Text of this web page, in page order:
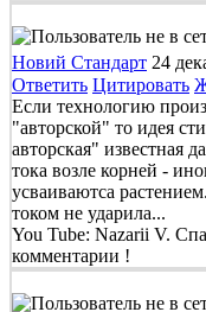
Новий Стандарт 24
Ответить Цитировать
Если технологию
"авторской" то идея
авторская" известная
тока возле корней -
усваиваютса
током не ударила...
You Tube: Nazarii V.
комментарии !